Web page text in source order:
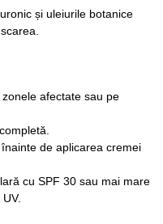
și uleiurile botanice
afectate sau pe
de aplicarea cremei
cu SPF 30 sau mai mare